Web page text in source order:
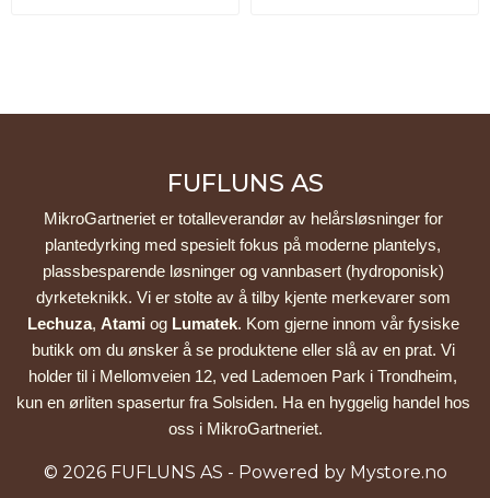
FUFLUNS AS
MikroGartneriet er totalleverandør av helårsløsninger for
plantedyrking med spesielt fokus på moderne plantelys,
plassbesparende løsninger og vannbasert (hydroponisk)
Lechuza, Atami og Lumatek. Kom gjerne innom vår fysiske
butikk om du ønsker å se produktene eller slå av en prat. Vi
holder til i Mellomveien 12, ved Lademoen Park i Trondheim,
kun en ørliten spasertur fra Solsiden. Ha en hyggelig handel hos
oss i MikroGartneriet.
© 2026 FUFLUNS AS - Powered by Mystore.no